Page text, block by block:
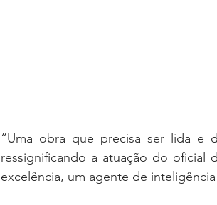
“Uma obra que precisa ser lida e
ressignificando a atuação do oficial
excelência, um agente de